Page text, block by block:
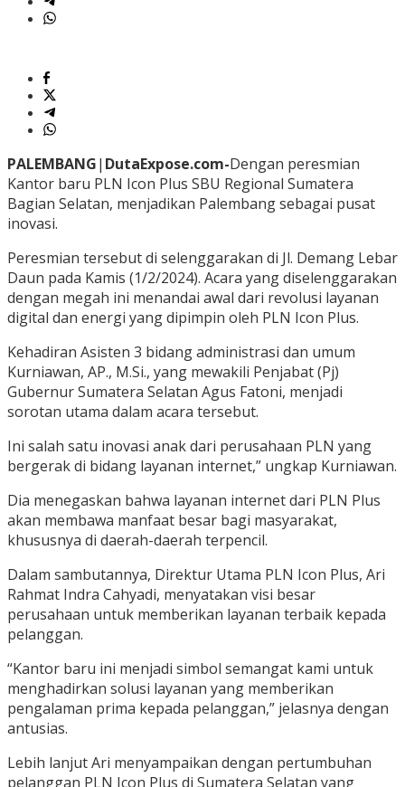
PALEMBANG| DutaExpose.com-Dengan peresmian
Kantor baru PLN Icon Plus SBU Regional Sumatera
Bagian Selatan, menjadikan Palembang sebagai pusat
inovasi.
Peresmian tersebut di selenggarakan di Jl. Demang Lebar
Daun pada Kamis (1/2/2024). Acara yang diselenggarakan
dengan megah ini menandai awal dari revolusi layanan
digital dan energi yang dipimpin oleh PLN Icon Plus.
Kehadiran Asisten 3 bidang administrasi dan umum
Kurniawan, AP., M.Si., yang mewakili Penjabat (Pj)
Gubernur Sumatera Selatan Agus Fatoni, menjadi
sorotan utama dalam acara tersebut.
Ini salah satu inovasi anak dari perusahaan PLN yang
bergerak di bidang layanan internet,” ungkap Kurniawan.
Dia menegaskan bahwa layanan internet dari PLN Plus
akan membawa manfaat besar bagi masyarakat,
khususnya di daerah-daerah terpencil.
Dalam sambutannya, Direktur Utama PLN Icon Plus, Ari
Rahmat Indra Cahyadi, menyatakan visi besar
perusahaan untuk memberikan layanan terbaik kepada
pelanggan.
“Kantor baru ini menjadi simbol semangat kami untuk
menghadirkan solusi layanan yang memberikan
pengalaman prima kepada pelanggan,” jelasnya dengan
antusias.
Lebih lanjut Ari menyampaikan dengan pertumbuhan
pelanggan PLN Icon Plus di Sumatera Selatan yang